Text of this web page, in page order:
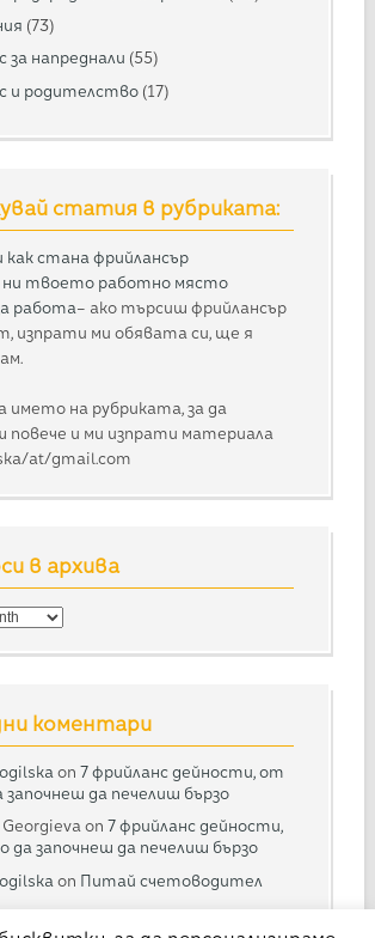
(73)
за напреднали (55)
и родителство (17)
статия в рубриката:
как стана фрийлансър
ни твоето работно място
работа– ако търсиш фрийлансър
изпрати ми обявата си, ще я
името на рубриката, за да
повече и ми изпрати материала
at/gmail.com
в архива
коментари
on7 фрийланс дейности, от
започнеш да печелиш бързо
Georgievaon7 фрийланс дейности,
да започнеш да печелиш бързо
on Питай счетоводител